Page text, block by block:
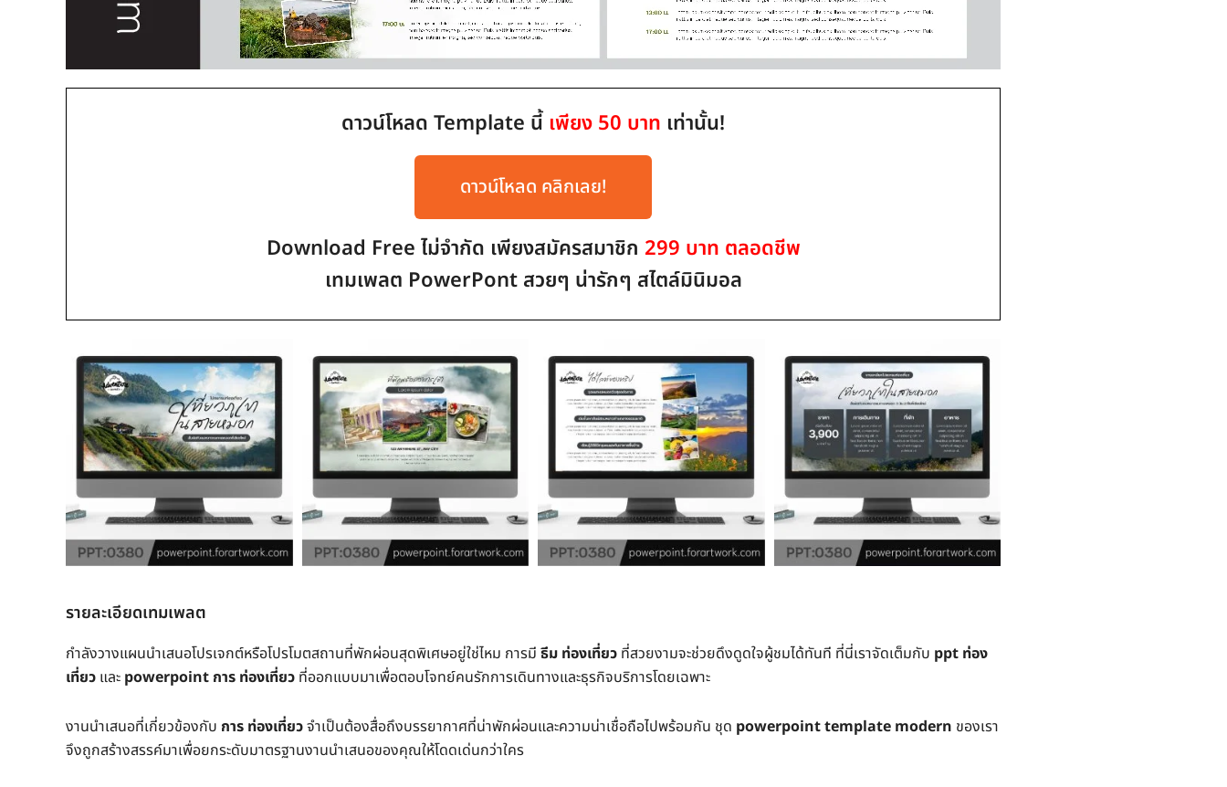
ดาวน์โหลด Template นี้ เพียง 50 บาท เท่านั้น!
ดาวน์โหลด คลิกเลย!
Download Free ไม่จำกัด เพียงสมัครสมาชิก 299 บาท ตลอดชีพ
เทมเพลต PowerPont สวยๆ น่ารักๆ สไตล์มินิมอล
รายละเอียดเทมเพลต
กำลังวางแผนนำเสนอโปรเจกต์หรือโปรโมตสถานที่พักผ่อนสุดพิเศษอยู่ใช่ไหม การมี ธีม ท่องเที่ยว ที่สวยงามจะช่วยดึงดูดใจผู้ชมได้ทันที ที่นี่เราจัดเต็มกับ ppt ท่อง
เที่ยว และ powerpoint การ ท่องเที่ยว ที่ออกแบบมาเพื่อตอบโจทย์คนรักการเดินทางและธุรกิจบริการโดยเฉพาะ
งานนำเสนอที่เกี่ยวข้องกับ การ ท่องเที่ยวจำเป็นต้องสื่อถึงบรรยากาศที่น่าพักผ่อนและความน่าเชื่อถือไปพร้อมกัน ชุด powerpoint template modern ของเรา
จึงถูกสร้างสรรค์มาเพื่อยกระดับมาตรฐานงานนำเสนอของคุณให้โดดเด่นกว่าใคร